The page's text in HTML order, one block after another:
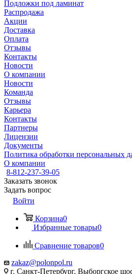
Подложки под ламинат
Распродажа
Акции
Доставка
Оплата
Отзывы
Контакты
Новости
О компании
Новости
Команда
Отзывы
Карьера
Контакты
Партнеры
Лицензии
Документы
Политика обработки персональных
О компании
8-812-237-39-05
Заказать звонок
Задать вопрос
Войти
Корзина0
Избранные товары0
Сравнение товаров0
zakaz@polonpol.ru
г. Санкт-Петербург, Выборгское